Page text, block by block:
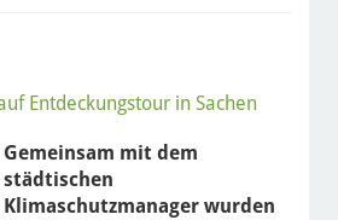
Entdeckungstour in Sachen
Gemeinsam mit dem
städtischen
Klimaschutzmanager wurden